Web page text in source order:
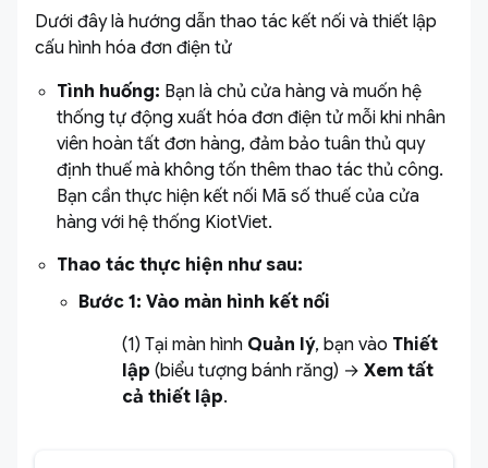
Dưới đây là hướng dẫn thao tác kết nối và thiết lập
cấu hình hóa đơn điện tử
Tình huống: Bạn là chủ cửa hàng và muốn hệ
thống tự động xuất hóa đơn điện tử mỗi khi nhân
viên hoàn tất đơn hàng, đảm bảo tuân thủ quy
định thuế mà không tốn thêm thao tác thủ công.
Bạn cần thực hiện kết nối Mã số thuế của cửa
hàng với hệ thống KiotViet.
Thao tác thực hiện như sau:
Bước 1: Vào màn hình kết nối
(1) Tại màn hình Quản lý, bạn vào Thiết
lập (biểu tượng bánh răng) → Xem tất
cả thiết lập.